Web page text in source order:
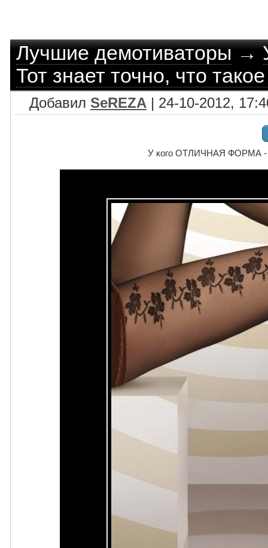
Лучшие демотиваторы→
Тот знает точно, что
Добавил SeREZA | 24-10-2012,
У кого ОТЛИЧНАЯ ФОРМА -